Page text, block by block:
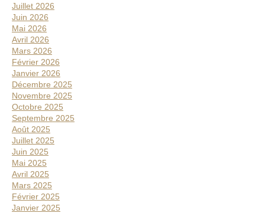
Juillet 2026
Juin 2026
Mai 2026
Avril 2026
Mars 2026
Février 2026
Janvier 2026
Décembre 2025
Novembre 2025
Octobre 2025
Septembre 2025
Août 2025
Juillet 2025
Juin 2025
Mai 2025
Avril 2025
Mars 2025
Février 2025
Janvier 2025